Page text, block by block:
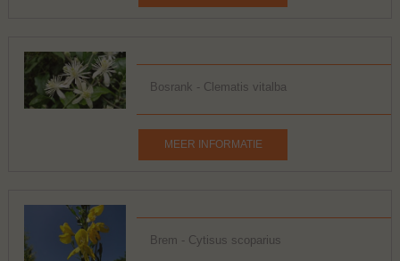
Bosrank - Clematis vitalba
MEER INFORMATIE
Brem - Cytisus scoparius